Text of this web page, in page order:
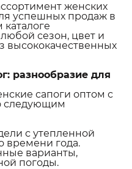
женских
успешных продаж в
сезон, цвет и
высококачественных
разнообразие для
сапоги оптом с
следующим
с утепленной
времени года.
варианты,
погоды.